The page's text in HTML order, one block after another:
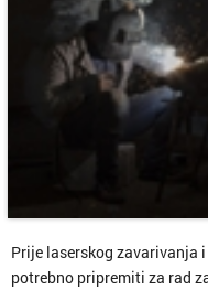
Prije laserskog zavarivanja
potrebno pripremiti za rad